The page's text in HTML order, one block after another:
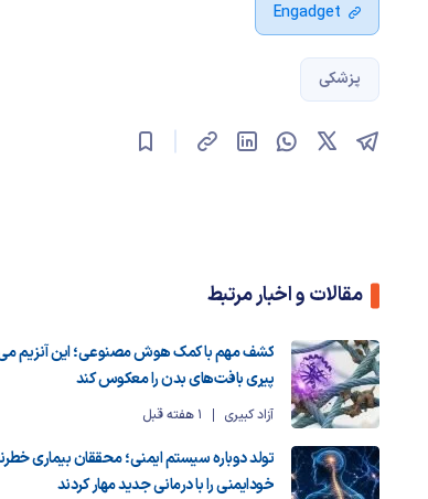
Engadget
پزشکی
مقالات و اخبار مرتبط
کشف مهم با کمک هوش مصنوعی؛ این آنزیم
پیری بافت‌های بدن را معکوس کند
آزاد کبیری 1 هفته قبل
تولد دوباره سیستم ایمنی؛ محققان بیماری
خودایمنی را با درمانی جدید مهار کردند